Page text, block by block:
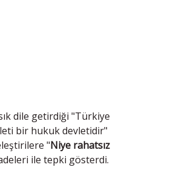
dile getirdiği "Türkiye
bir hukuk devletidir"
"Niye rahatsız
ile tepki gösterdi.